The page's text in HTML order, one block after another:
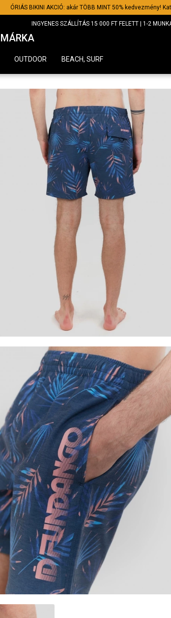
ÓRIÁS BIKINI AKCIÓ: akár TÖBB MINT 50% kedvezmény!
INGYENES SZÁLLÍTÁS 15 000 FT FELETT | 1-2
MÁRKA
OUTDOOR BEACH, SURF